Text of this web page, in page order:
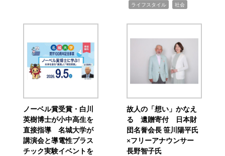
ライフスタイル 社会
ノーベル賞受賞・白川
英樹博士が小中高生を
直接指導 名城大学が
講演会と導電性プラス
チック実験イベントを
故人の「想い」かなえ
る 遺贈寄付 日本財
団名誉会長 笹川陽平氏
×フリーアナウンサー
長野智子氏